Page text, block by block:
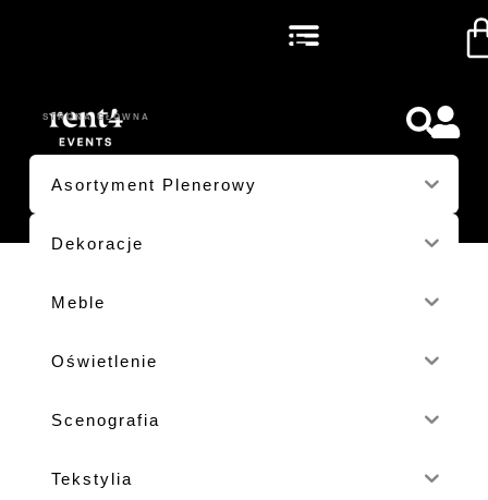
JUNGLE
STRONA GŁÓWNA
Asortyment Plenerowy
Dekoracje
Meble
Oświetlenie
Scenografia
Tekstylia